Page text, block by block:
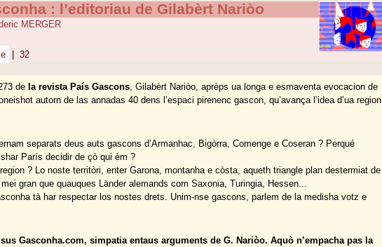
: l’editoriau de Gilabèrt Nariòo
MERGER
32
de la revista País Gascons, Gilabèrt Nariòo, aprèps ua longa e esmaventa evocacion de
autorn de las annadas 40 dens l’espaci pirenenc gascon, qu’avança l’idea d’ua region
separats deus auts gascons d’Armanhac, Bigòrra, Comenge e Coseran ? Perqué
París decidir de çò qui èm ?
? Lo noste territòri, enter Garona, montanha e còsta, aqueth triangle plan destermiat de
mei gran que quauques Länder alemands com Saxonia, Turingia, Hessen...
tà har respectar los nostes drets. Unim-nse gascons, parlem de la medisha votz e
Gasconha.com, simpatia entaus arguments de G. Nariòo. Aquò n’empacha pas la